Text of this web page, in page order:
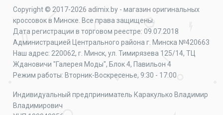
Copyright © 2017-2026 adimix.by - магазин оригинальных
кроссовок в Минске. Все права защищены.
Дата регистрации в торговом реестре: 09.07.2018
Администрацией Центрального района г. Минска №420663
Наш адрес: 220062, г. Минск, ул. Тимирязева 125/14, ТЦ
Ждановичи "Галерея Моды", Блок 4, Павильон 4
Режим работы: Вторник-Воскресенье, 9:30 - 17:00
Индивидуальный предприниматель Каракулько Владимир
Владимирович